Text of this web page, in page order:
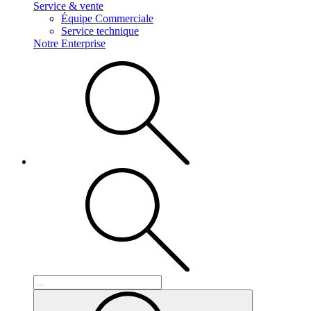
Service & vente
Équipe Commerciale
Service technique
Notre Enterprise